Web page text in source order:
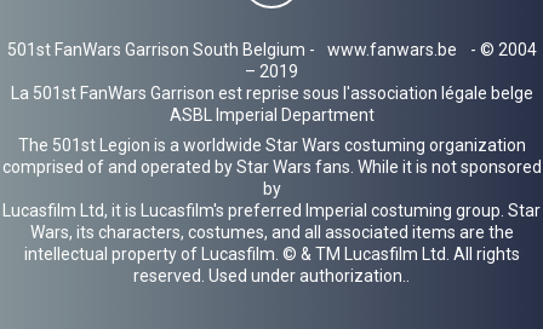
501st FanWars Garrison South Belgium - www.fanwars.be
- © 2004
– 2019
La 501st FanWars Garrison est reprise sous l'association légale belge
ASBL Imperial Department
The 501st Legion is a worldwide Star Wars costuming organization
comprised of and operated by Star Wars fans. While it is not sponsored
by
Lucasfilm Ltd, it is Lucasfilm's preferred Imperial costuming group. Star
Wars, its characters, costumes, and all associated items are the
intellectual property of Lucasfilm. © & TM Lucasfilm Ltd. All rights
reserved. Used under authorization..